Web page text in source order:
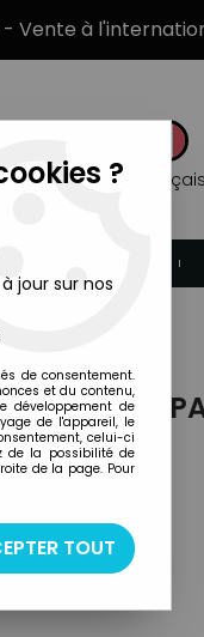
- Vente à
Français
- OTTO
?
jour sur nos
de consentement.
et du contenu,
développement de
de l'appareil, le
celui-ci
de la possibilité de
de la page. Pour
TOUT